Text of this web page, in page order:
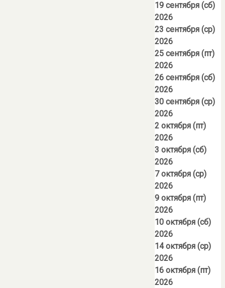
19 сентября (сб)
2026
23 сентября (ср)
2026
25 сентября (пт)
2026
26 сентября (сб)
2026
30 сентября (ср)
2026
2 октября (пт)
2026
3 октября (сб)
2026
7 октября (ср)
2026
9 октября (пт)
2026
10 октября (сб)
2026
14 октября (ср)
2026
16 октября (пт)
2026